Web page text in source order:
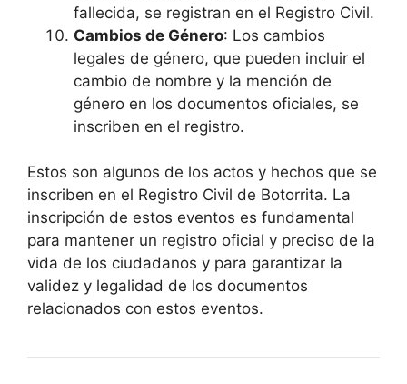
fallecida, se registran en el Registro Civil.
Cambios de Género: Los cambios
legales de género, que pueden incluir el
cambio de nombre y la mención de
género en los documentos oficiales, se
inscriben en el registro.
Estos son algunos de los actos y hechos que se
inscriben en el Registro Civil de Botorrita. La
inscripción de estos eventos es fundamental
para mantener un registro oficial y preciso de la
vida de los ciudadanos y para garantizar la
validez y legalidad de los documentos
relacionados con estos eventos.